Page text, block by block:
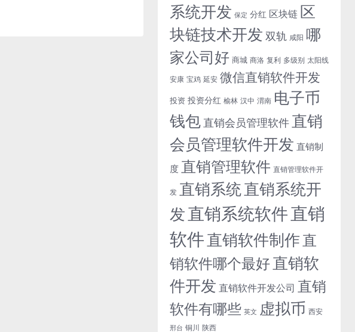
系统开发 保定 分红 区块链 区
块链技术开发 双轨 咸阳 哪
家公司好 商城 商洛 复利 多级别 太阳线
安康 宝鸡 延安 微信直销软件开发
投资 投资分红 榆林 汉中 渭南 电子币
钱包 直销会员管理软件 直销
会员管理软件开发 直销制
度 直销管理软件 直销管理软件开
发 直销系统直销系统开
发直销系统软件直销
软件直销软件制作直
销软件哪个最好直销软
件开发 直销软件开发公司 直销
软件有哪些 英文 虚拟币 西安
邢台 铜川 陕西